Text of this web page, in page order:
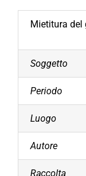
Mietitura del
Soggetto
Periodo
Luogo
Autore
Raccolta